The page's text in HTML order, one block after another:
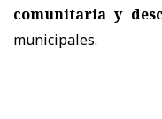
comunitaria y
municipales.